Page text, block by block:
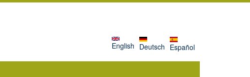
English Deutsch Español